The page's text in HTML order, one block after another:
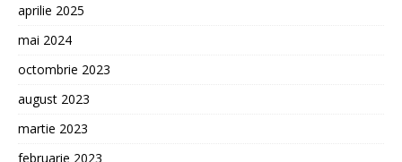
aprilie 2025
mai 2024
octombrie 2023
august 2023
martie 2023
februarie 2023